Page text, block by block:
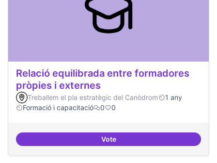
Relació equilibrada entre formadores
pròpies i externes
Treballem el pla estratègic del Canòdrom
1 any
Formació i capacitació
0 0
VoteRelació equilibrada entre